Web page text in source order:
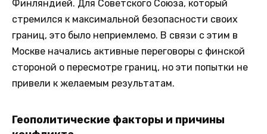
Финляндией. Для Советского Союза, который
стремился к максимальной безопасности своих
границ, это было неприемлемо. В связи с этим в
Москве начались активные переговоры с финской
стороной о пересмотре границ, но эти попытки не
привели к желаемым результатам.
Геополитические факторы и причины